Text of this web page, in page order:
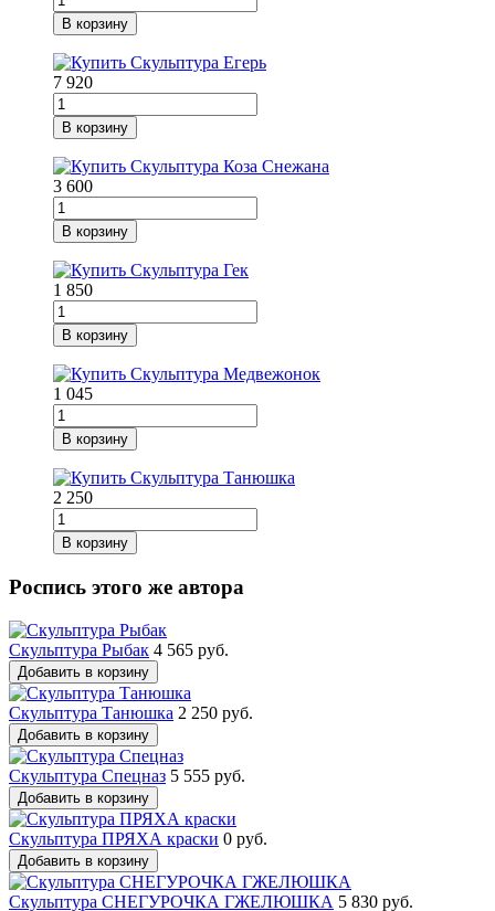
В корзину
7 920
В корзину
3 600
В корзину
1 850
В корзину
1 045
В корзину
2 250
В корзину
Роспись этого же автора
Скульптура Рыбак 4 565 руб.
Добавить в корзину
Скульптура Танюшка 2 250 руб.
Добавить в корзину
Скульптура Спецназ 5 555 руб.
Добавить в корзину
Скульптура ПРЯХА краски 0 руб.
Добавить в корзину
Скульптура СНЕГУРОЧКА ГЖЕЛЮШКА 5 830 руб.